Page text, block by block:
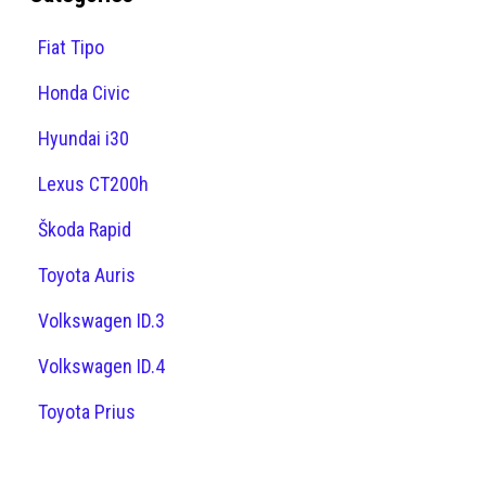
Fiat Tipo
Honda Civic
Hyundai i30
Lexus CT200h
Škoda Rapid
Toyota Auris
Volkswagen ID.3
Volkswagen ID.4
Toyota Prius